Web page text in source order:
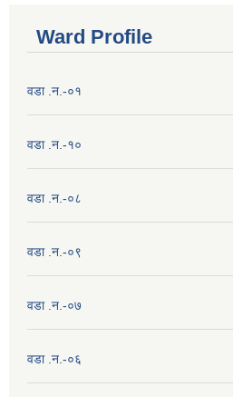
Ward Profile
वडा .न.-०१
वडा .न.-१०
वडा .न.-०८
वडा .न.-०९
वडा .न.-०७
वडा .न.-०६